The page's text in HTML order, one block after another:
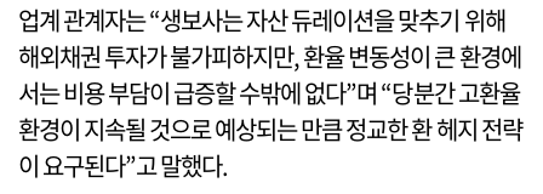
업계 관계자는 “생보사는 자산 듀레이션을 맞추기 위해
해외채권 투자가 불가피하지만, 환율 변동성이 큰 환경에
서는 비용 부담이 급증할 수밖에 없다”며 “당분간 고환율
환경이 지속될 것으로 예상되는 만큼 정교한 환 헤지 전략
이 요구된다”고 말했다.